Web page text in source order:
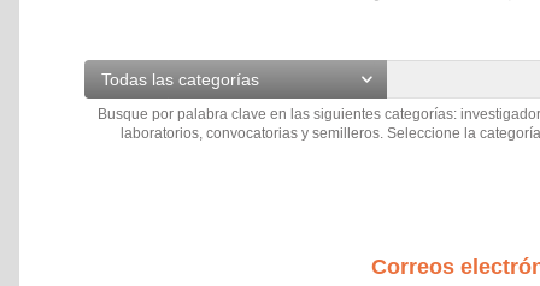
Todas las categorías
Busque por palabra clave en las siguientes categorías:
laboratorios, convocatorias y semilleros. Seleccione la
Correos